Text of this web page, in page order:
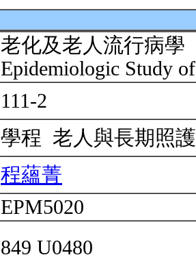
老化及老人流行病學
Epidemiologic Study
111-2
學程 老人與長期照
程蘊菁
EPM5020
849 U0480